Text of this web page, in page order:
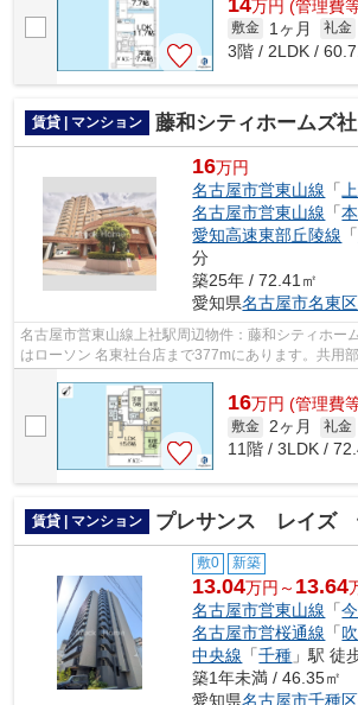
万円 (管理費
敷金 1ヶ月 礼金
3階 / 2LDK /
賃貸 | マンション 藤和シティホームズ
16万円
名古屋市営東山線 「
名古屋市営東山線 「
愛知高速東部丘陵線 「
分
築25年 / 72.41㎡
愛知県名古屋市名東区
名古屋市営東山線上社駅周辺物件：藤和シティホー
はローソン 名東社台店まで377mにあります。共用
場・エレベータなど様々な設備やサービス...
16万円 (管理費
敷金 2ヶ月 礼金
11階 / 3LDK /
賃貸 | マンション プレサンス レイズ
敷0 新築
13.04万円～ 13.64
名古屋市営東山線 「
名古屋市営桜通線 「
中央線 「千種 」駅 徒
築1年未満 / 46.35㎡
愛知県名古屋市千種区